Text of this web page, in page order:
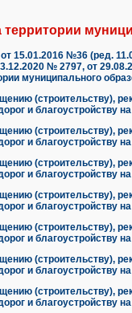
15.01.2016 №36 (ред.
№ 2797, от
муниципального
(строительству),
и благоустройству
(строительству),
и благоустройству
(строительству),
и благоустройству
(строительству),
и благоустройству
(строительству),
и благоустройству
(строительству),
и благоустройству
(строительству),
и благоустройству